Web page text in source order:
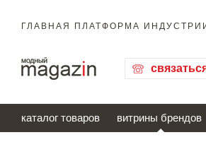
ГЛАВНАЯ ПЛАТФОРМА
каталог товаров витрины брендов